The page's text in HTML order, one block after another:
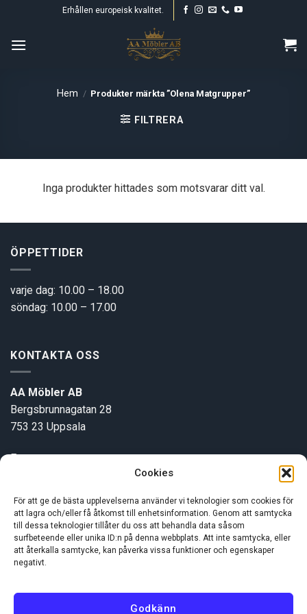
Cookies
För att ge de bästa upplevelserna använder vi teknologier som cookies för
att lagra och/eller få åtkomst till enhetsinformation. Genom att samtycka
till dessa teknologier tillåter du oss att behandla data såsom
surfbeteende eller unika ID:n på denna webbplats. Att inte samtycka, eller
att återkalla samtycke, kan påverka vissa funktioner och egenskaper
negativt.
Godkänn
content
Erhållen europeisk kvalitet.
Hem / Produkter märkta ”Olena Matgrupper”
FILTRERA
Inga produkter hittades som motsvarar ditt val.
ÖPPETTIDER
varje dag: 10.00 – 18.00
söndag: 10.00 – 17.00
KONTAKTA OSS
AA Möbler AB
Bergsbrunnagatan 28
753 23 Uppsala
E-post:
INFORMATION
Om oss